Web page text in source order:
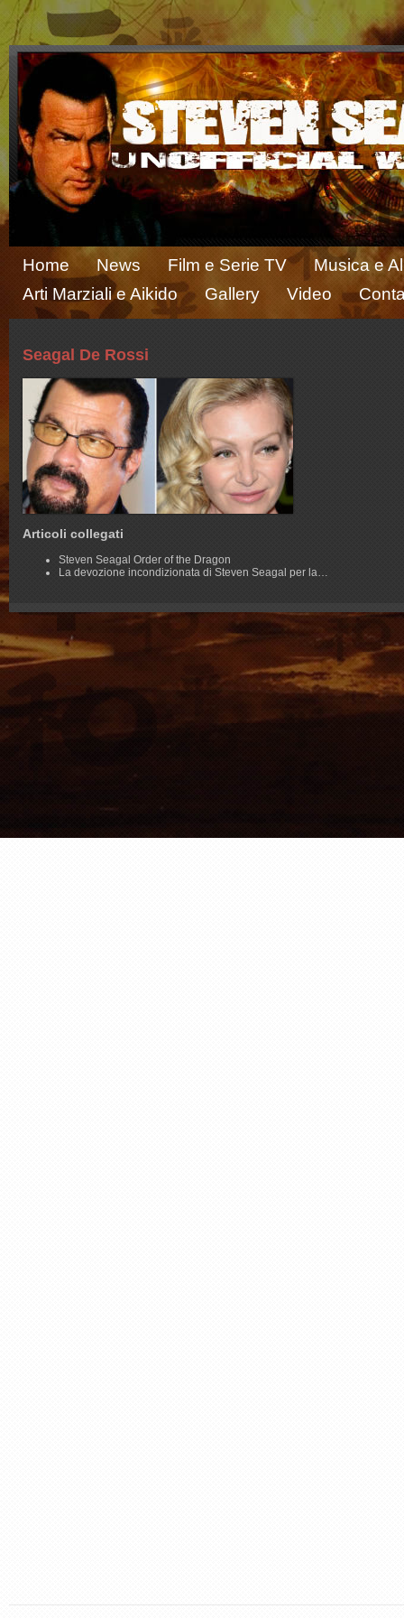
Home News Film e Serie TV
Musica e
Arti Marziali e Aikido
Gallery Video
Seagal De Rossi
Articoli collegati
Steven Seagal Order of the Dragon
La devozione incondizionata di Steven Seagal per la…